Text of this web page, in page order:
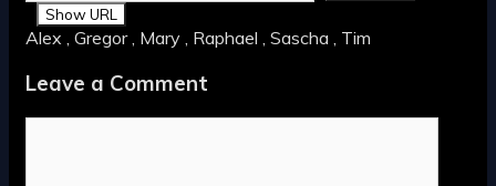
Show URL
Alex , Gregor , Mary , Raphael , Sascha , Tim
Leave a Comment